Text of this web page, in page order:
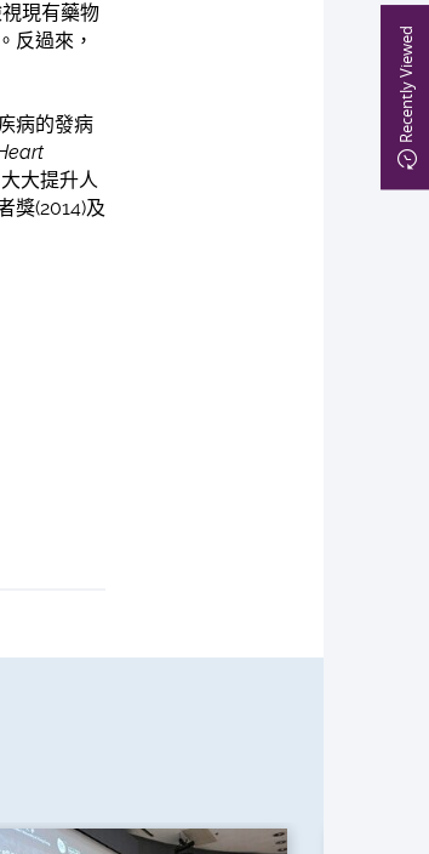
Recently Viewed
現有藥物
反過來，
病的發病
大提升人
獎(2014)及